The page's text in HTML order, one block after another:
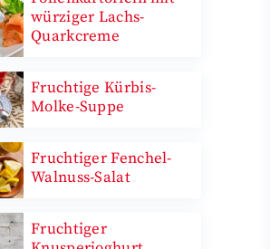
würziger Lachs-
Quarkcreme
Fruchtige Kürbis-
Molke-Suppe
Fruchtiger Fenchel-
Walnuss-Salat
Fruchtiger